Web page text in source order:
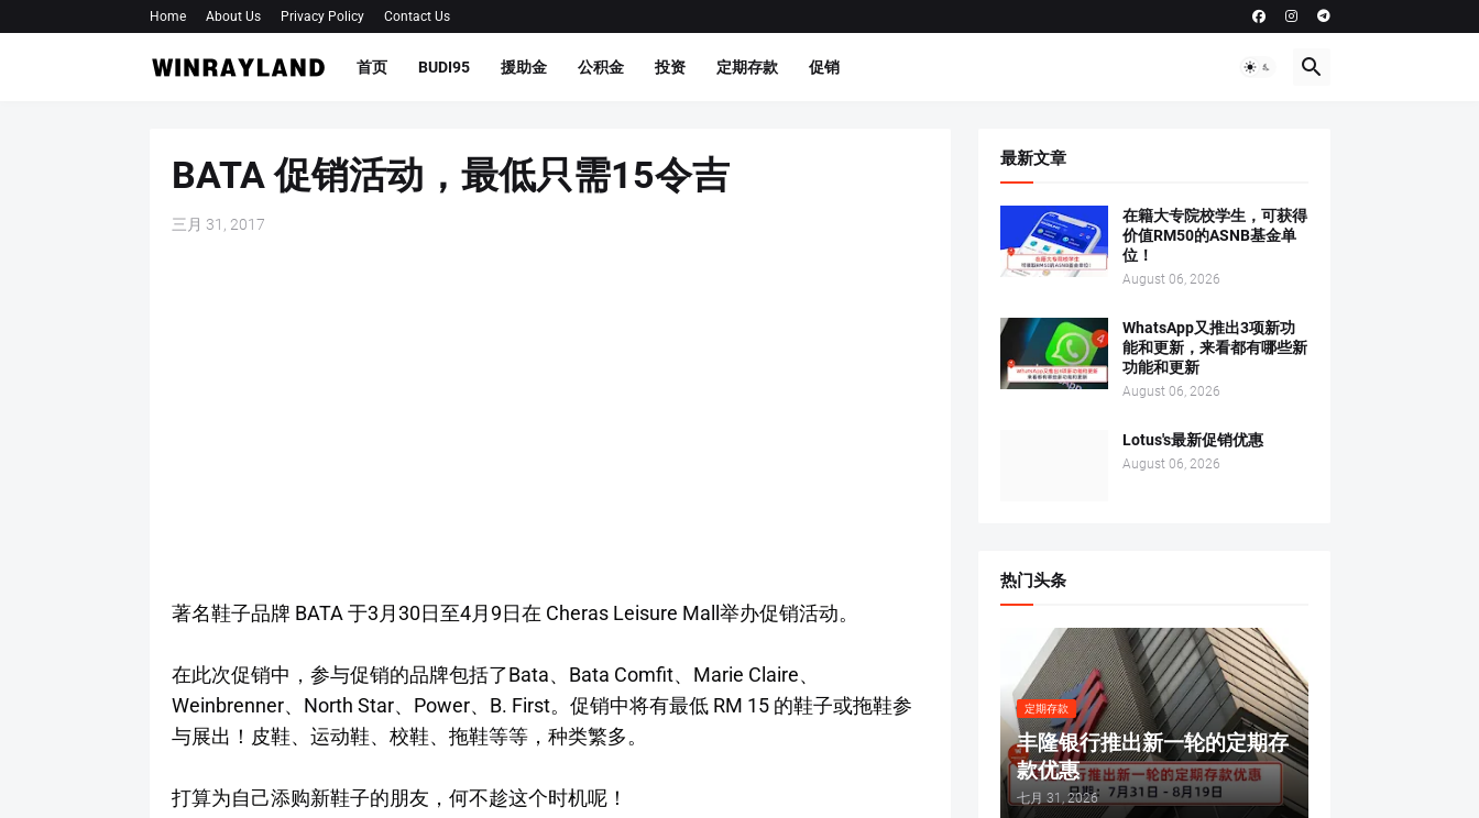
Home About Us Privacy Policy Contact Us
首页 BUDI95 援助金 公积金 投资 定期存款 促销
BATA 促销活动，最低只需15令吉
三月 31, 2017
著名鞋子品牌 BATA 于3月30日至4月9日在 Cheras Leisure Mall举办促销活动。
在此次促销中，参与促销的品牌包括了Bata、Bata Comfit、Marie Claire、
Weinbrenner、North Star、Power、B. First。促销中将有最低 RM 15 的鞋子或拖鞋参
与展出！皮鞋、运动鞋、校鞋、拖鞋等等，种类繁多。
打算为自己添购新鞋子的朋友，何不趁这个时机呢！
最新文章
在籍大专院校学生，可获得
价值RM50的ASNB基金单
位！
August 06, 2026
WhatsApp又推出3项新功
能和更新，来看都有哪些新
功能和更新
August 06, 2026
Lotus's最新促销优惠
August 06, 2026
热门头条
定期存款
丰隆银行推出新一轮的定期存
款优惠
七月 31, 2026